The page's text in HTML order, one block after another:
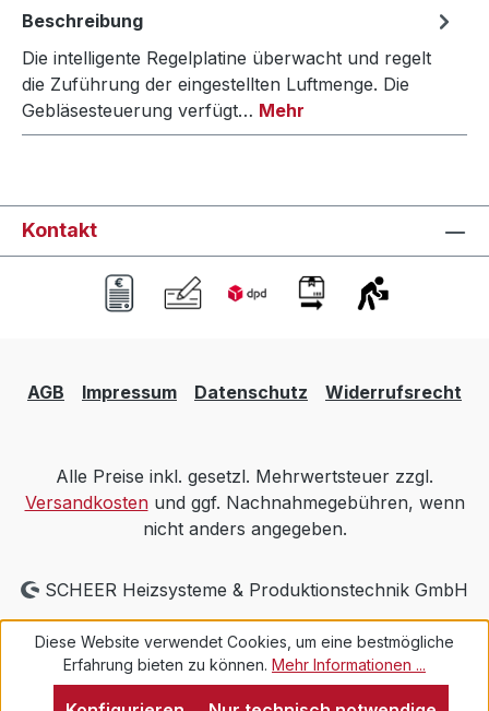
Beschreibung
Die intelligente Regelplatine überwacht und regelt
die Zuführung der eingestellten Luftmenge. Die
Gebläsesteuerung verfügt… Mehr
Kontakt
AGB Impressum Datenschutz Widerrufsrecht
Alle Preise inkl. gesetzl. Mehrwertsteuer zzgl.
Versandkostenund ggf. Nachnahmegebühren, wenn
nicht anders angegeben.
SCHEER Heizsysteme & Produktionstechnik GmbH
Diese Website verwendet Cookies, um eine bestmögliche
Erfahrung bieten zu können. Mehr Informationen ...